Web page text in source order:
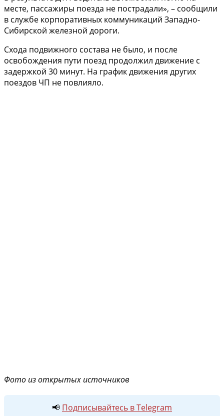
месте, пассажиры поезда не пострадали», – сообщили
в службе корпоративных коммуникаций Западно-
Сибирской железной дороги.
Схода подвижного состава не было, и после
освобождения пути поезд продолжил движение с
задержкой 30 минут. На график движения других
поездов ЧП не повлияло.
Фото из открытых источников
📢 Подписывайтесь в Telegram